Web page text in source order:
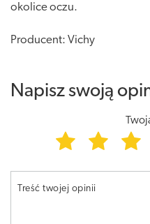
okolice oczu.
Producent: Vichy
Napisz swoją
Treść twojej opinii